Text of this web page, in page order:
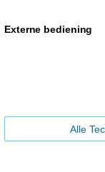
Externe bediening
Alle